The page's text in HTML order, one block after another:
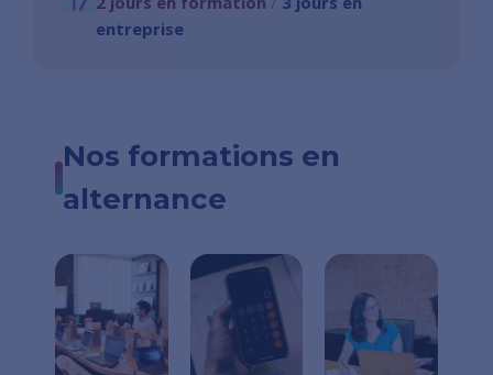
entreprise
Nos formations en
alternance